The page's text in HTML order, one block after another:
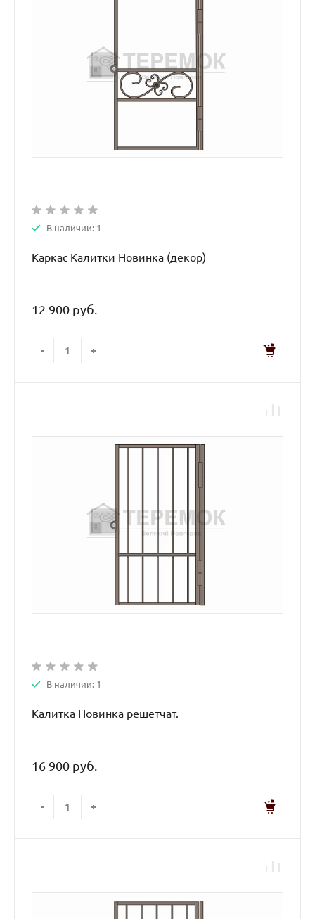
В наличии: 1
Каркас Калитки Новинка (декор)
12 900 руб.
- +
В наличии: 1
Калитка Новинка решетчат.
16 900 руб.
- +